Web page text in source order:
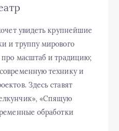
увидеть крупнейшие
и труппу мирового
масштаб и традицию;
технику и
Здесь ставят
«Спящую
обработки